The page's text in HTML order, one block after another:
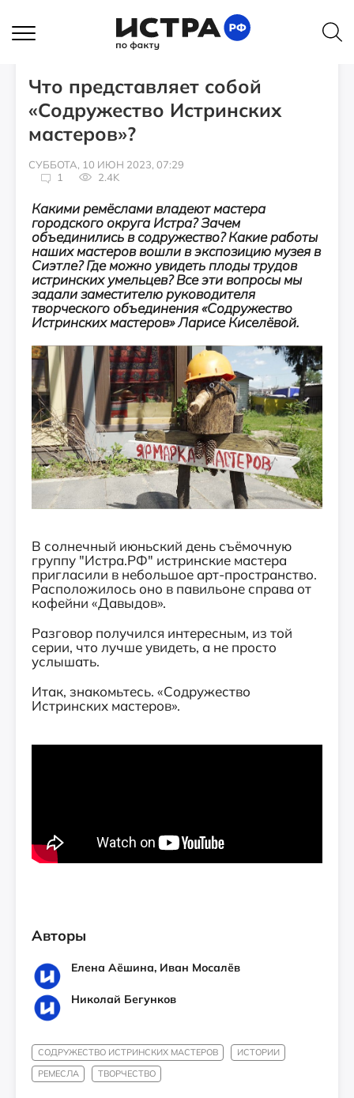
Что представляет собой
«Содружество Истринских
мастеров»?
СУББОТА, 10 ИЮН 2023, 07:29
1
2.4K
Какими ремёслами владеют мастера
городского округа Истра? Зачем
объединились в содружество? Какие работы
наших мастеров вошли в экспозицию музея в
Сиэтле? Где можно увидеть плоды трудов
истринских умельцев? Все эти вопросы мы
задали заместителю руководителя
творческого объединения «Содружество
Истринских мастеров» Ларисе Киселёвой.
В солнечный июньский день съёмочную
группу "Истра.РФ" истринские мастера
пригласили в небольшое арт-пространство.
Расположилось оно в павильоне справа от
кофейни «Давыдов».
Разговор получился интересным, из той
серии, что лучше увидеть, а не просто
услышать.
Итак, знакомьтесь. «Содружество
Истринских мастеров».
Авторы
Елена Аёшина, Иван Мосалёв
Николай Бегунков
СОДРУЖЕСТВО ИСТРИНСКИХ МАСТЕРОВ
ИСТОРИИ
РЕМЕСЛА
ТВОРЧЕСТВО